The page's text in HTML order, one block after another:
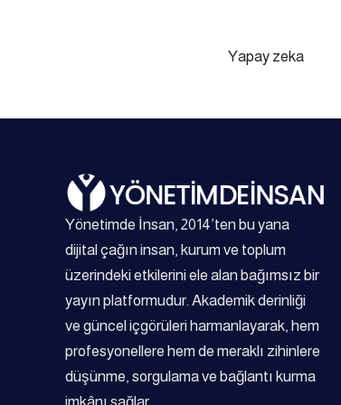
Yapay zeka
Yönetimde İnsan, 2014’ten bu yana
dijital çağın insan, kurum ve toplum
üzerindeki etkilerini ele alan bağımsız bir
yayın platformudur. Akademik derinliği
ve güncel içgörüleri harmanlayarak, hem
profesyonellere hem de meraklı zihinlere
düşünme, sorgulama ve bağlantı kurma